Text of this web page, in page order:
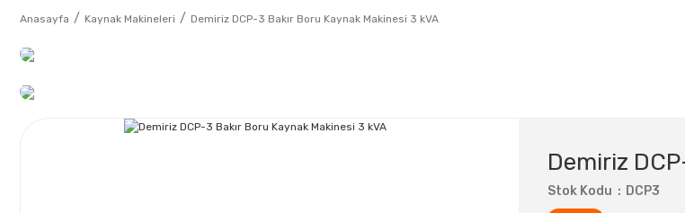
Anasayfa Kaynak Makineleri Demiriz DCP-3 Bakır Boru Kaynak Makinesi 3 kVA
Demiriz
Stok Kodu DCP3